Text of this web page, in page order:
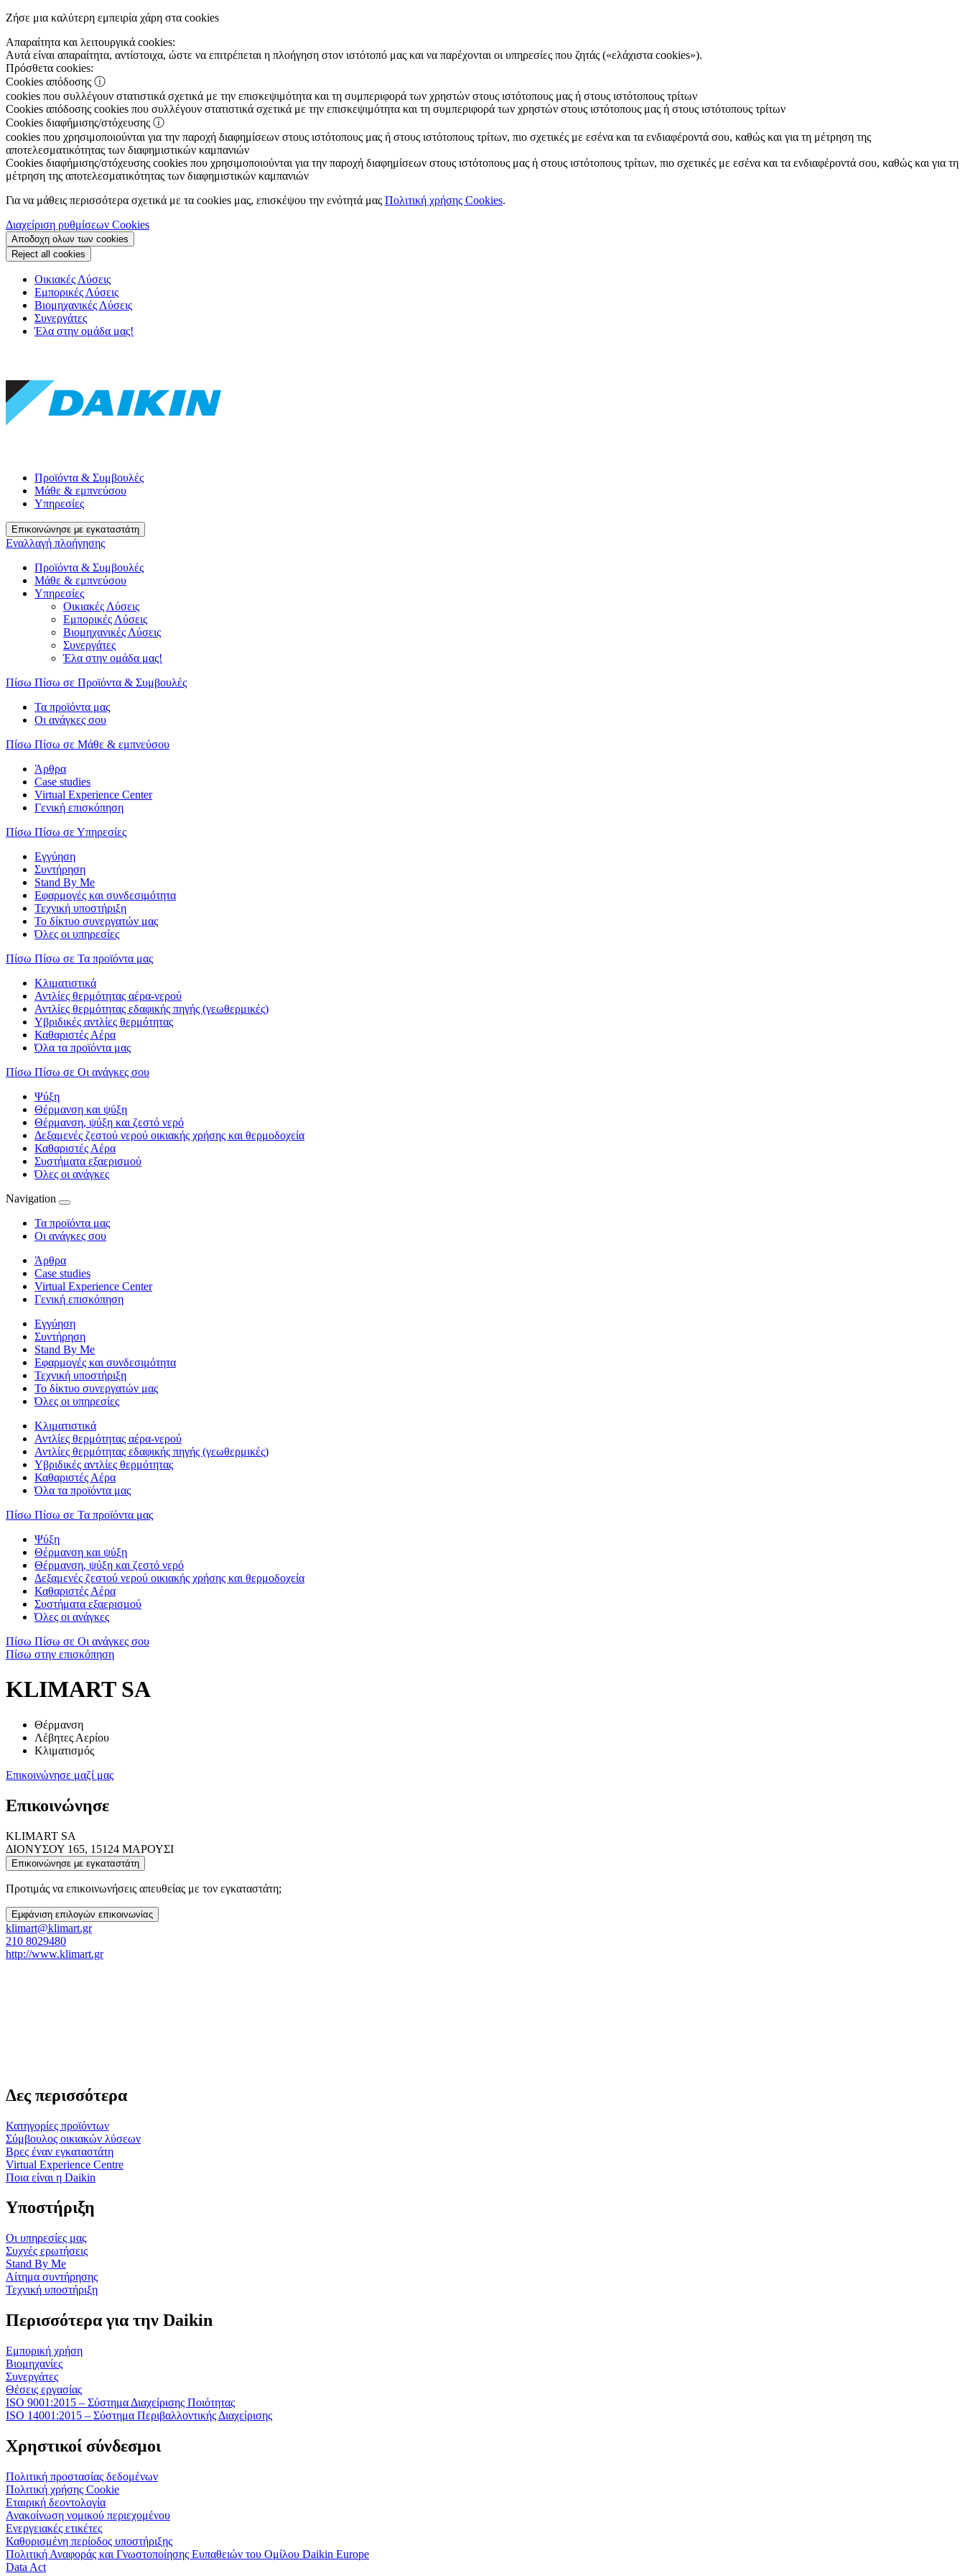
Ζήσε μια καλύτερη εμπειρία χάρη στα cookies
Απαραίτητα και λειτουργικά cookies:
Αυτά είναι απαραίτητα, αντίστοιχα, ώστε να επιτρέπεται η πλοήγηση στον ιστότοπό μας και να παρέχονται οι υπηρεσίες που ζητάς («ελάχιστα cookies»).
Πρόσθετα cookies:
Cookies απόδοσης ⓘ
cookies που συλλέγουν στατιστικά σχετικά με την επισκεψιμότητα και τη συμπεριφορά των χρηστών στους ιστότοπους μας ή στους ιστότοπους τρίτων
Cookies απόδοσης cookies που συλλέγουν στατιστικά σχετικά με την επισκεψιμότητα και τη συμπεριφορά των χρηστών στους ιστότοπους μας ή στους ιστότοπους τρίτων
Cookies διαφήμισης/στόχευσης ⓘ
cookies που χρησιμοποιούνται για την παροχή διαφημίσεων στους ιστότοπους μας ή στους ιστότοπους τρίτων, πιο σχετικές με εσένα και τα ενδιαφέροντά σου, καθώς και για τη μέτρηση της
αποτελεσματικότητας των διαφημιστικών καμπανιών
Cookies διαφήμισης/στόχευσης cookies που χρησιμοποιούνται για την παροχή διαφημίσεων στους ιστότοπους μας ή στους ιστότοπους τρίτων, πιο σχετικές με εσένα και τα ενδιαφέροντά σου, καθώς και για τη
μέτρηση της αποτελεσματικότητας των διαφημιστικών καμπανιών
Για να μάθεις περισσότερα σχετικά με τα cookies μας, επισκέψου την ενότητά μας Πολιτική χρήσης Cookies.
Διαχείριση ρυθμίσεων Cookies
Αποδοχη ολων των cookies
Reject all cookies
Οικιακές Λύσεις
Εμπορικές Λύσεις
Βιομηχανικές Λύσεις
Συνεργάτες
Έλα στην ομάδα μας!
Προϊόντα & Συμβουλές
Μάθε & εμπνεύσου
Υπηρεσίες
Επικοινώνησε με εγκαταστάτη
Εναλλαγή πλοήγησης
Προϊόντα & Συμβουλές
Μάθε & εμπνεύσου
Υπηρεσίες
Οικιακές Λύσεις
Εμπορικές Λύσεις
Βιομηχανικές Λύσεις
Συνεργάτες
Έλα στην ομάδα μας!
Πίσω Πίσω σε Προϊόντα & Συμβουλές
Τα προϊόντα μας
Οι ανάγκες σου
Πίσω Πίσω σε Μάθε & εμπνεύσου
Άρθρα
Case studies
Virtual Experience Center
Γενική επισκόπηση
Πίσω Πίσω σε Υπηρεσίες
Εγγύηση
Συντήρηση
Stand By Me
Εφαρμογές και συνδεσιμότητα
Τεχνική υποστήριξη
Το δίκτυο συνεργατών μας
Όλες οι υπηρεσίες
Πίσω Πίσω σε Τα προϊόντα μας
Κλιματιστικά
Αντλίες θερμότητας αέρα-νερού
Αντλίες θερμότητας εδαφικής πηγής (γεωθερμικές)
Υβριδικές αντλίες θερμότητας
Καθαριστές Αέρα
Όλα τα προϊόντα μας
Πίσω Πίσω σε Οι ανάγκες σου
Ψύξη
Θέρμανση και ψύξη
Θέρμανση, ψύξη και ζεστό νερό
Δεξαμενές ζεστού νερού οικιακής χρήσης και θερμοδοχεία
Καθαριστές Αέρα
Συστήματα εξαερισμού
Όλες οι ανάγκες
Navigation
Τα προϊόντα μας
Οι ανάγκες σου
Άρθρα
Case studies
Virtual Experience Center
Γενική επισκόπηση
Εγγύηση
Συντήρηση
Stand By Me
Εφαρμογές και συνδεσιμότητα
Τεχνική υποστήριξη
Το δίκτυο συνεργατών μας
Όλες οι υπηρεσίες
Κλιματιστικά
Αντλίες θερμότητας αέρα-νερού
Αντλίες θερμότητας εδαφικής πηγής (γεωθερμικές)
Υβριδικές αντλίες θερμότητας
Καθαριστές Αέρα
Όλα τα προϊόντα μας
Πίσω Πίσω σε Τα προϊόντα μας
Ψύξη
Θέρμανση και ψύξη
Θέρμανση, ψύξη και ζεστό νερό
Δεξαμενές ζεστού νερού οικιακής χρήσης και θερμοδοχεία
Καθαριστές Αέρα
Συστήματα εξαερισμού
Όλες οι ανάγκες
Πίσω Πίσω σε Οι ανάγκες σου
Πίσω στην επισκόπηση
KLIMART SA
Θέρμανση
Λέβητες Αερίου
Κλιματισμός
Επικοινώνησε μαζί μας
Επικοινώνησε
KLIMART SA
ΔΙΟΝΥΣΟΥ 165, 15124 ΜΑΡΟΥΣΙ
Επικοινώνησε με εγκαταστάτη
Προτιμάς να επικοινωνήσεις απευθείας με τον εγκαταστάτη;
Εμφάνιση επιλογών επικοινωνίας
klimart@klimart.gr
210 8029480
http://www.klimart.gr
Δες περισσότερα
Κατηγορίες προϊόντων
Σύμβουλος οικιακών λύσεων
Βρες έναν εγκαταστάτη
Virtual Experience Centre
Ποια είναι η Daikin
Υποστήριξη
Οι υπηρεσίες μας
Συχνές ερωτήσεις
Stand By Me
Αίτημα συντήρησης
Τεχνική υποστήριξη
Περισσότερα για την Daikin
Εμπορική χρήση
Βιομηχανίες
Συνεργάτες
Θέσεις εργασίας
ISO 9001:2015 – Σύστημα Διαχείρισης Ποιότητας
ISO 14001:2015 – Σύστημα Περιβαλλοντικής Διαχείρισης
Χρηστικοί σύνδεσμοι
Πολιτική προστασίας δεδομένων
Πολιτική χρήσης Cookie
Εταιρική δεοντολογία
Ανακοίνωση νομικού περιεχομένου
Ενεργειακές ετικέτες
Καθορισμένη περίοδος υποστήριξης
Πολιτική Αναφοράς και Γνωστοποίησης Ευπαθειών του Ομίλου Daikin Europe
Data Act